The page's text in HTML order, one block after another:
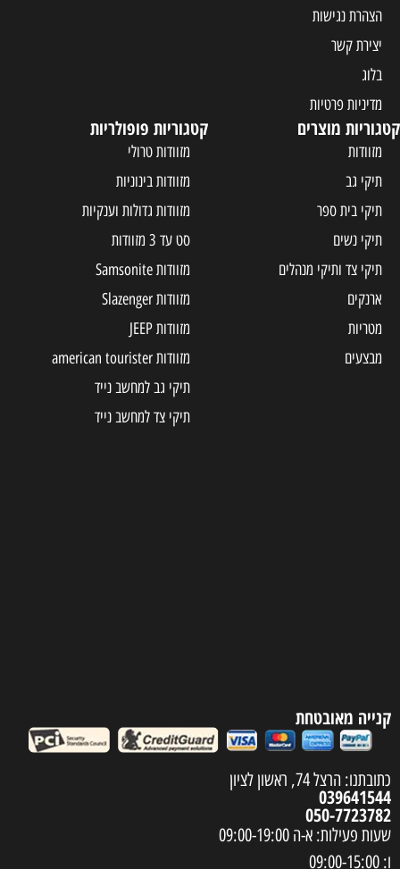
הצהרת נגישות
יצירת קשר
בלוג
מדיניות פרטיות
קטגוריות מוצרים
מזוודות
תיקי גב
תיקי בית ספר
תיקי נשים
תיקי צד ותיקי מנהלים
ארנקים
מטריות
מבצעים
קטגוריות פופולריות
מזוודות טרולי
מזוודות בינוניות
מזוודות גדולות וענקיות
סט עד 3 מזוודות
מזוודות Samsonite
מזוודות Slazenger
מזוודות JEEP
מזוודות american tourister
תיקי גב למחשב נייד
תיקי צד למחשב נייד
קנייה מאובטחת
כתובתנו: הרצל 74, ראשון לציון
039641544
050-7723782
שעות פעילות: א-ה 09:00-19:00
ו: 09:00-15:00